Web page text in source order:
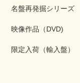
名盤再発掘シリーズ
映像作品（DVD)
限定入荷（輸入盤）